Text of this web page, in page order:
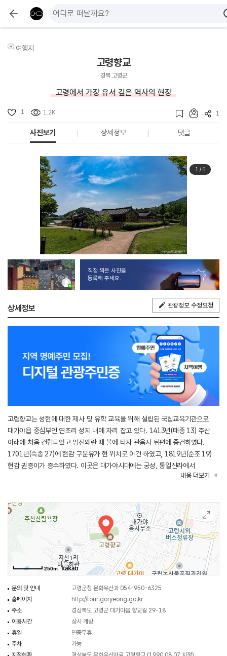
여행지
고령향교
경북 고령군
고령에서 가장 유서 깊은 역사의 현장
1 1.2K 1
사진보기 상세정보 댓글
1/ 5
직접 찍은 사진을
등록해 주세요.
상세정보 관광정보 수정요청
고령향교는 성현에 대한 제사 및 유학 교육을 위해 설립된 국립교육기관으로
대가야읍 중심부인 연조리 성지 내에 자리 잡고 있다. 1413년(태종 13) 주산
아래에 처음 건립되었고 임진왜란 때 불에 타자 관음사 뒤편에 중건하였다.
1701년(숙종 27)에 현감 구문유가 현 위치로 이건 하였고, 1819년(순조 19)
현감 권증이가 증수하였다. 이곳은 대가야시대에는 궁성, 통일신라에서
고려시대에는 물산사라는 사찰, 조선시대에는 향교가 건립된 고령에서 가장
위치하고 있다. 2단으로 조성된 대지 앞쪽의 강학공간에는 외삼문과 명륜당을
두고, 뒤쪽의 제향공간에는 내삼문과 대성전을 일직선상에 배치하였다. 대성전
좌우에는 동무·서무, 제향공간의 측면에는 빈흥재가 있다. 대성전은 정면 3칸,
측면 2칸 크기의 맞배지붕으로 구조는 5량가의 초익공이며, 기단은 화강성
판석으로 쌓았다. 명륜당은 정면 5칸, 측면 2.5칸의 규모로 중앙의 3칸 대청
좌우에 2통칸 온돌방을 들인 중당협실형이다. 명륜당의 구조는 5량가의
무익공집으로 앞쪽에는 길게 툇마루를 시설했다. 대성전 좌우에 모로 배치된 동·
내용 더보기
250m
문의 및 안내
고령군청 문화유산과 054-950-6325
홈페이지
http://tour.goryeong.go.kr
주소
경상북도 고령군 대가야읍 향교길 29-18
이용시간
상시 개방
휴일
연중무휴
주차
가능